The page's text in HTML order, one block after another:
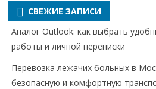
СВЕЖИЕ ЗАПИСИ
Аналог Outlook: как выбрать
работы и личной переписки
Перевозка лежачих больных в
безопасную и комфортную